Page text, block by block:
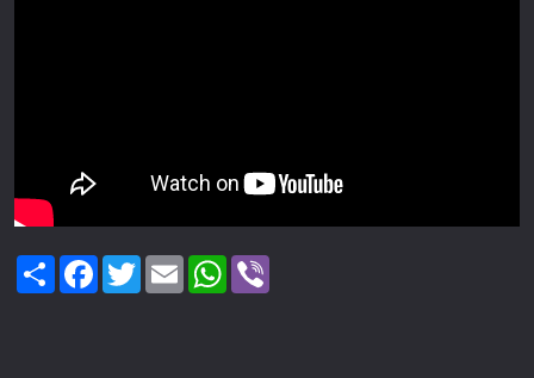
ShareFacebook
TwitterEmail WhatsApp